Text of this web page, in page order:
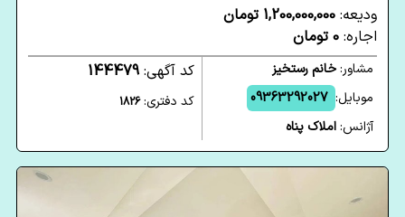
ودیعه: 1,200,000,000 تومان
اجاره: 0 تومان
مشاور:خانم رستخیز
موبایل: 09363292027
آژانس:املاک پناه
کد آگهی:144479
کد دفتری:1826